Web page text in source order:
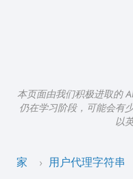
本页面由我们积极进取的
仍在学习阶段，可能会有
以
家 › 用户代理字符串